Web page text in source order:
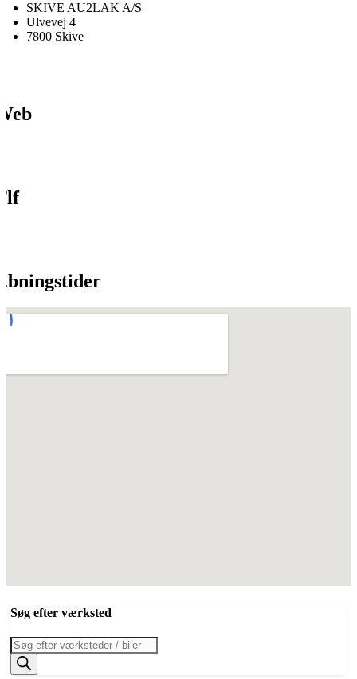
SKIVE AU2LAK A/S
Ulvevej 4
7800 Skive
Søg efter værksted
Products
search